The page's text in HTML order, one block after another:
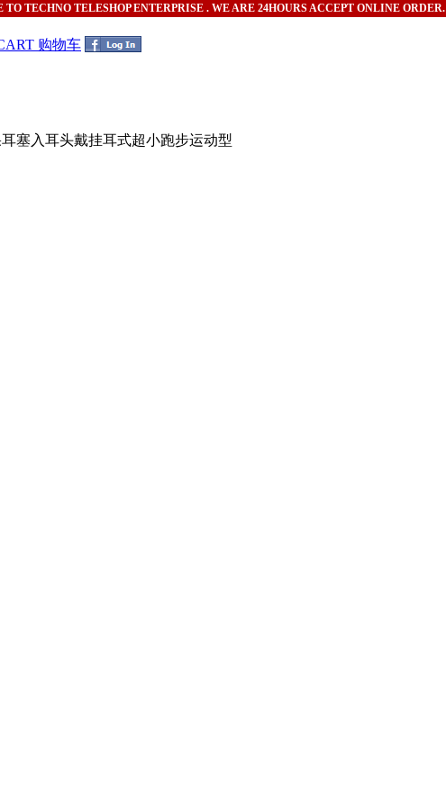
TO TECHNO TELESHOP ENTERPRISE . WE ARE 24HOURS ACCEPT ONLINE ORDER.
购物车
塞入耳头戴挂耳式超小跑步运动型